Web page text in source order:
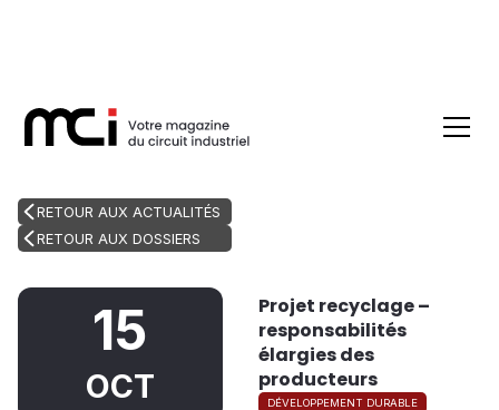
RETOUR AUX ACTUALITÉS
RETOUR AUX DOSSIERS
15
OCT
Projet recyclage –
responsabilités
élargies des
producteurs
DÉVELOPPEMENT DURABLE